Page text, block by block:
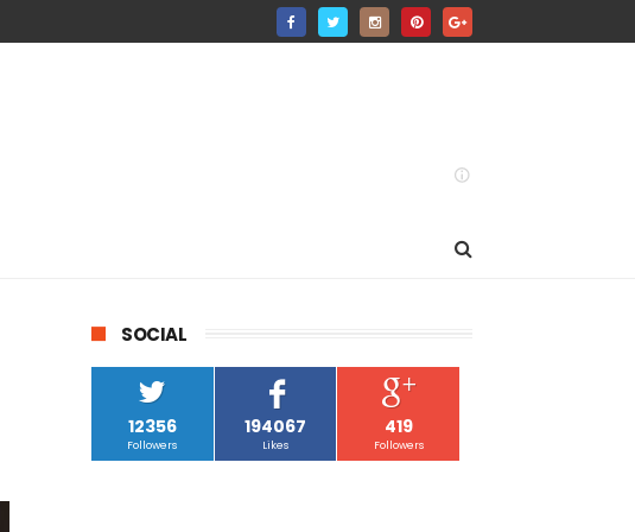
SOCIAL
12356
Followers
194067
Likes
419
Followers